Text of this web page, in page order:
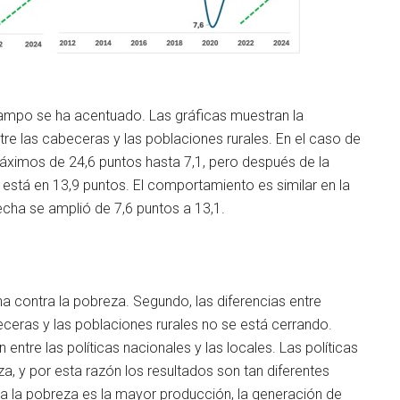
se ha acentuado. Las gráficas muestran la
las cabeceras y las poblaciones rurales. En el caso de
de 24,6 puntos hasta 7,1, pero después de la
en 13,9 puntos. El comportamiento es similar en la
se amplió de 7,6 puntos a 13,1.
contra la pobreza. Segundo, las diferencias entre
y las poblaciones rurales no se está cerrando.
las políticas nacionales y las locales. Las políticas
y por esta razón los resultados son tan diferentes
la pobreza es la mayor producción, la generación de